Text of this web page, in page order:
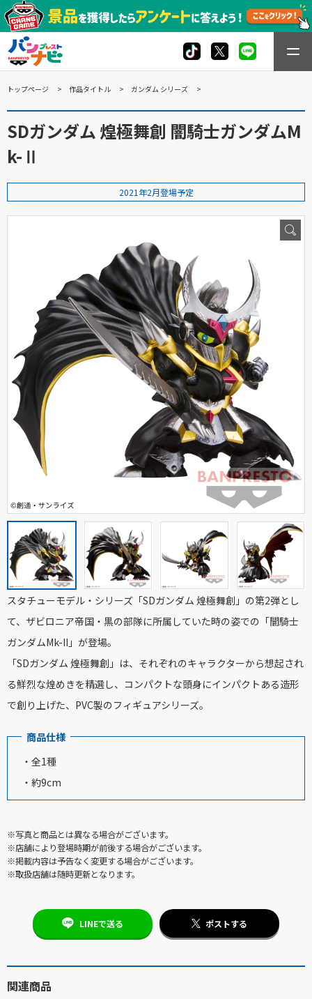
トップページ 作品タイトル ガンダム シリーズ
SDガンダム 煌極舞創 闇騎士ガンダムM
k-Ⅱ
2021年2月登場予定
スタチューモデル・シリーズ「SDガンダム 煌極舞創」の第2弾とし
て、ザビロニア帝国・黒の部隊に所属していた時の姿での「闇騎士
ガンダムMk-II」が登場。
「SDガンダム 煌極舞創」は、それぞれのキャラクターから想起され
る鮮烈な煌めきを精選し、コンパクトな頭身にインパクトある造形
で創り上げた、PVC製のフィギュアシリーズ。
商品仕様
・全1種
・約9cm
※写真と商品とは異なる場合がございます。
※店舗により登場時期が前後する場合がございます。
※掲載内容は予告なく変更する場合がございます。
※取扱店舗は随時更新となります。
LINEで送る ポストする
関連商品